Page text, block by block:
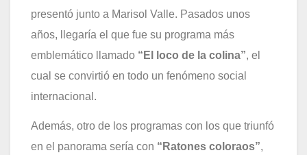
presentó junto a Marisol Valle. Pasados unos
años, llegaría el que fue su programa más
emblemático llamado “El loco de la colina”, el
cual se convirtió en todo un fenómeno social
internacional .
Además, otro de los programas con los que triunfó
en el panorama sería con “Ratones coloraos”,